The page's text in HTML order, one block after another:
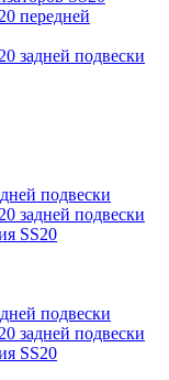
передней
задней подвески
подвески
задней подвески
SS20
подвески
задней подвески
SS20